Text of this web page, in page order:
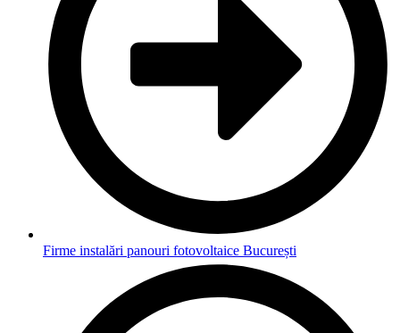
Firme instalări panouri fotovoltaice București